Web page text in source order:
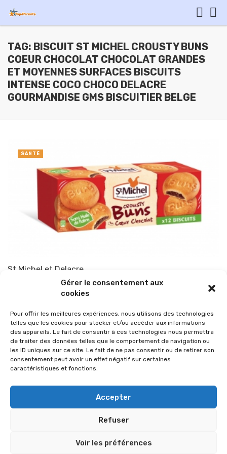
Gérer le consentement aux
cookies
Pour offrir les meilleures expériences, nous utilisons des technologies
telles que les cookies pour stocker et/ou accéder aux informations
des appareils. Le fait de consentir à ces technologies nous permettra
de traiter des données telles que le comportement de navigation ou
les ID uniques sur ce site. Le fait de ne pas consentir ou de retirer son
consentement peut avoir un effet négatif sur certaines
caractéristiques et fonctions.
Accepter
Refuser
Voir les préférences
TAG: BISCUIT ST MICHEL CROUSTY BUNS
COEUR CHOCOLAT CHOCOLAT GRANDES
ET MOYENNES SURFACES BISCUITS
INTENSE COCO CHOCO DELACRE
GOURMANDISE GMS BISCUITIER BELGE
St Michel et Delacre
TOP-PARENTS 24 septembre 2017
SANTÉ